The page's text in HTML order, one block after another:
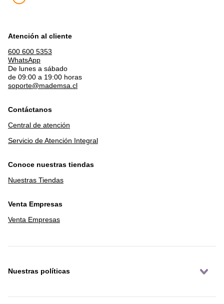
Atención al cliente
600 600 5353
WhatsApp
De lunes a sábado
de 09:00 a 19:00 horas
soporte@mademsa.cl
Contáctanos
Central de atención
Servicio de Atención Integral
Conoce nuestras tiendas
Nuestras Tiendas
Venta Empresas
Venta Empresas
Nuestras políticas